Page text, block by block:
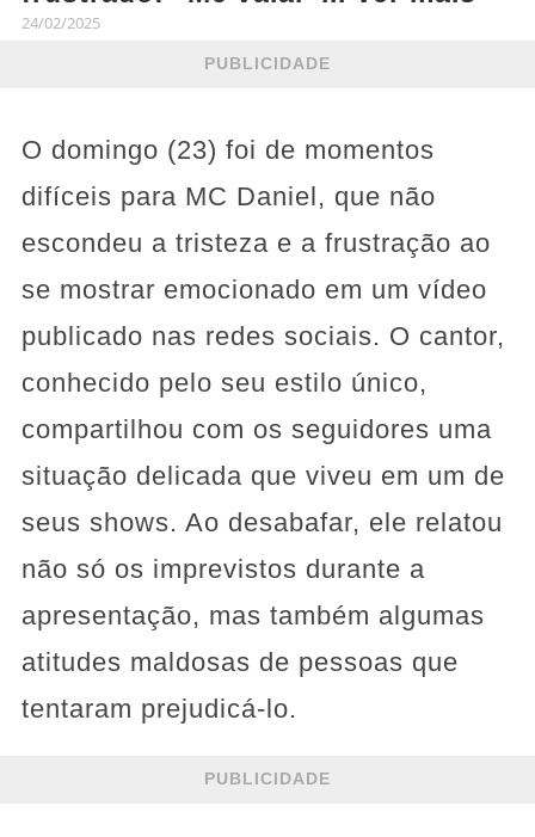
24/02/2025
PUBLICIDADE
O domingo (23) foi de momentos
difíceis para MC Daniel, que não
escondeu a tristeza e a frustração ao
se mostrar emocionado em um vídeo
publicado nas redes sociais. O cantor,
conhecido pelo seu estilo único,
compartilhou com os seguidores uma
situação delicada que viveu em um de
seus shows. Ao desabafar, ele relatou
não só os imprevistos durante a
apresentação, mas também algumas
atitudes maldosas de pessoas que
tentaram prejudicá-lo.
PUBLICIDADE